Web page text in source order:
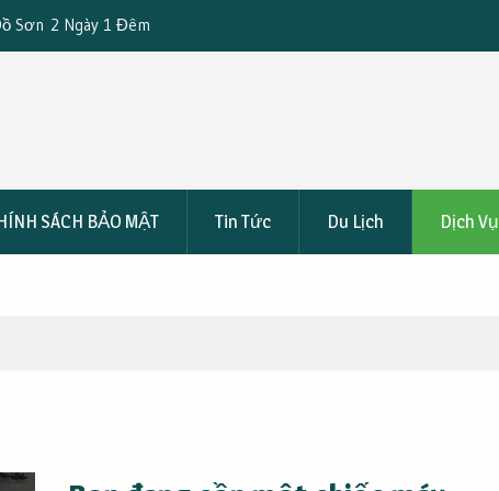
5 Ngày 4 Đêm Chỉ
Du Lịch Đảo Ngọc Vừng 3 Ngày 2 Đêm
SÁCH BẢO MẬT Tin Tức Du Lịch Dịch Vụ